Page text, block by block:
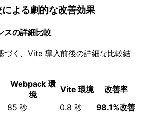
よる劇的な改善効果
スの詳細比較
づく、Vite 導入前後の詳細な比較結
Webpack 環
境
Vite 環境
改善率
85 秒 0.8 秒
98.1%改善